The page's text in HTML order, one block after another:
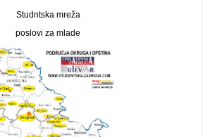
Studntska mreža
poslovi za mlade